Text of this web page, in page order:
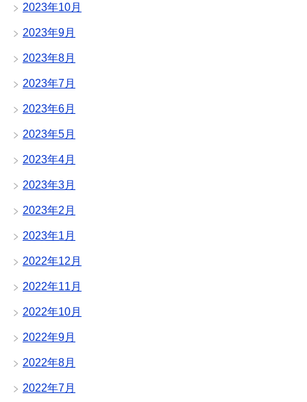
2023年10月
2023年9月
2023年8月
2023年7月
2023年6月
2023年5月
2023年4月
2023年3月
2023年2月
2023年1月
2022年12月
2022年11月
2022年10月
2022年9月
2022年8月
2022年7月